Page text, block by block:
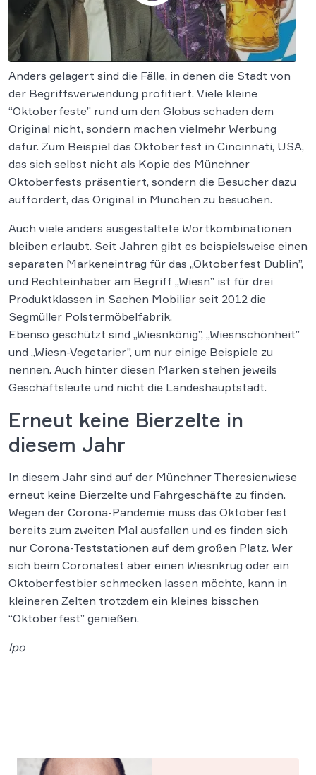
Anders gelagert sind die Fälle, in denen die Stadt von
der Begriffsverwendung profitiert. Viele kleine
“Oktoberfeste” rund um den Globus schaden dem
Original nicht, sondern machen vielmehr Werbung
dafür. Zum Beispiel das Oktoberfest in Cincinnati, USA,
das sich selbst nicht als Kopie des Münchner
Oktoberfests präsentiert, sondern die Besucher dazu
auffordert, das Original in München zu besuchen.
Auch viele anders ausgestaltete Wortkombinationen
bleiben erlaubt. Seit Jahren gibt es beispielsweise einen
separaten Markeneintrag für das „Oktoberfest Dublin”,
und Rechteinhaber am Begriff „Wiesn” ist für drei
Produktklassen in Sachen Mobiliar seit 2012 die
Segmüller Polstermöbelfabrik.
Ebenso geschützt sind „Wiesnkönig”, „Wiesnschönheit”
und „Wiesn-Vegetarier”, um nur einige Beispiele zu
nennen. Auch hinter diesen Marken stehen jeweils
Geschäftsleute und nicht die Landeshauptstadt.
Erneut keine Bierzelte in
diesem Jahr
In diesem Jahr sind auf der Münchner Theresienwiese
erneut keine Bierzelte und Fahrgeschäfte zu finden.
Wegen der Corona-Pandemie muss das Oktoberfest
bereits zum zweiten Mal ausfallen und es finden sich
nur Corona-Teststationen auf dem großen Platz. Wer
sich beim Coronatest aber einen Wiesnkrug oder ein
Oktoberfestbier schmecken lassen möchte, kann in
kleineren Zelten trotzdem ein kleines bisschen
“Oktoberfest” genießen.
lpo